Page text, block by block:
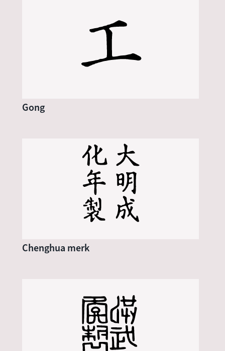
Gong
Chenghua merk